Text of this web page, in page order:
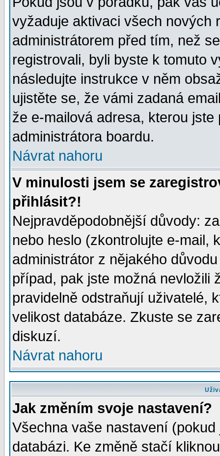
vyžaduje aktivaci všech nových
administrátorem před tím, než
registrovali, byli byste k tomuto
následujte instrukce v něm
ujistěte se, že vámi zadaná
že e-mailová adresa, kterou
administrátora boardu.
Návrat nahoru
V minulosti jsem se
přihlásit?!
Nejpravděpodobnější důvody:
nebo heslo (zkontrolujte e-mail,
administrátor z nějakého
případ, pak jste možná nevložili
pravidelně odstraňují uživatelé,
velikost databáze. Zkuste se
diskuzí.
Návrat nahoru
Jak změním svoje nastavení?
Všechna vaše nastavení
databázi. Ke změně stačí